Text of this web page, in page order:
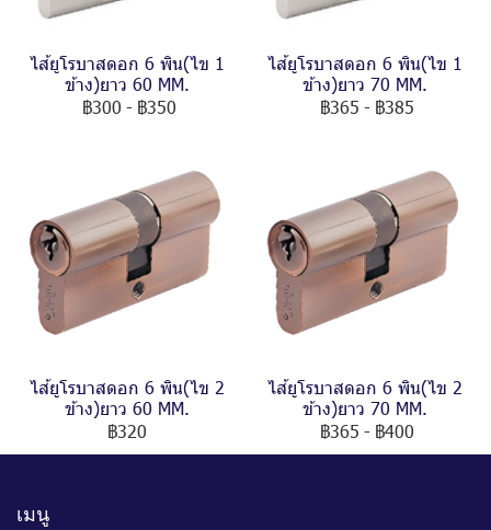
ไส้ยูโรบาสดอก 6 พิน(ไข 1
ข้าง)ยาว 60 MM.
฿300 - ฿350
ไส้ยูโรบาสดอก 6 พิน(ไข 1
ข้าง)ยาว 70 MM.
฿365 - ฿385
ไส้ยูโรบาสดอก 6 พิน(ไข 2
ข้าง)ยาว 60 MM.
฿320
ไส้ยูโรบาสดอก 6 พิน(ไข 2
ข้าง)ยาว 70 MM.
฿365 - ฿400
เมนู